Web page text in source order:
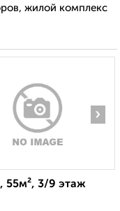
жилой комплекс
›
55м², 3/9 этаж